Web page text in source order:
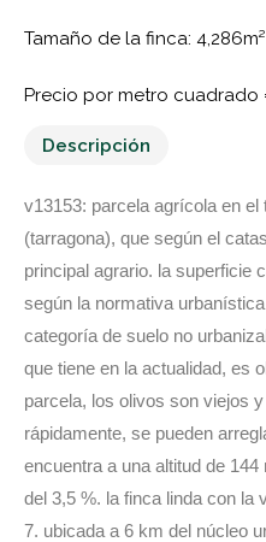
Tamaño de la finca: 4,286m²
Precio por metro cuadrado
Descripción
v13153: parcela agrícola en
(tarragona), que según el
principal agrario. la superficie
según la normativa
categoría de suelo no
que tiene en la actualidad, es
parcela, los olivos son viejos
rápidamente, se pueden
encuentra a una altitud de
del 3,5 %. la finca linda con la
7. ubicada a 6 km del núcleo